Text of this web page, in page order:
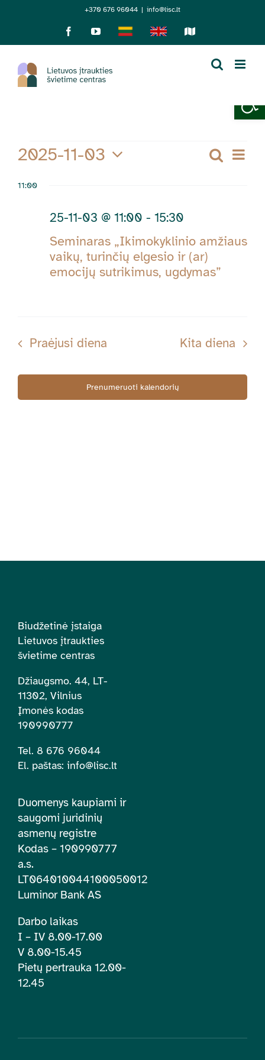
+370 676 96044 | info@lisc.lt
FacebookYouTubeLietuviškaiEnglish
Sensorinis
Renginiai
for
25-
03
Views
Paieška
Diena
2025-11-03
datą
11:00
Seminaras „Ikimokyklinio amžiaus
vaikų, turinčių elgesio ir (ar)
emocijų sutrikimus, ugdymas”
25-11-03 @ 11:00 - 15:30
Praėjusi diena Kita diena
Prenumeruoti kalendorių
Biudžetinė įstaiga
Lietuvos įtraukties
švietime centras
Džiaugsmo. 44, LT-
11302, Vilnius
Įmonės kodas
190990777
Tel. 8 676 96044
El. paštas: info@lisc.lt
Duomenys kaupiami ir
saugomi juridinių
asmenų registre
Kodas – 190990777
a.s.
LT064010044100050012
Luminor Bank AS
Darbo laikas
I – IV 8.00-17.00
V 8.00-15.45
Pietų pertrauka 12.00-
12.45